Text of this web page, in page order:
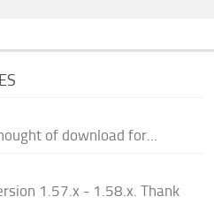
of download for...
1.57.x - 1.58.x. Thank